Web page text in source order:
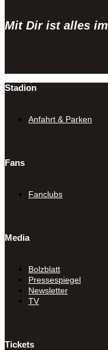
Mit Dir ist alles im
Stadion
Anfahrt & Parken
Fans
Fanclubs
Media
Bolzblatt
Pressespiegel
Newsletter
TV
Tickets